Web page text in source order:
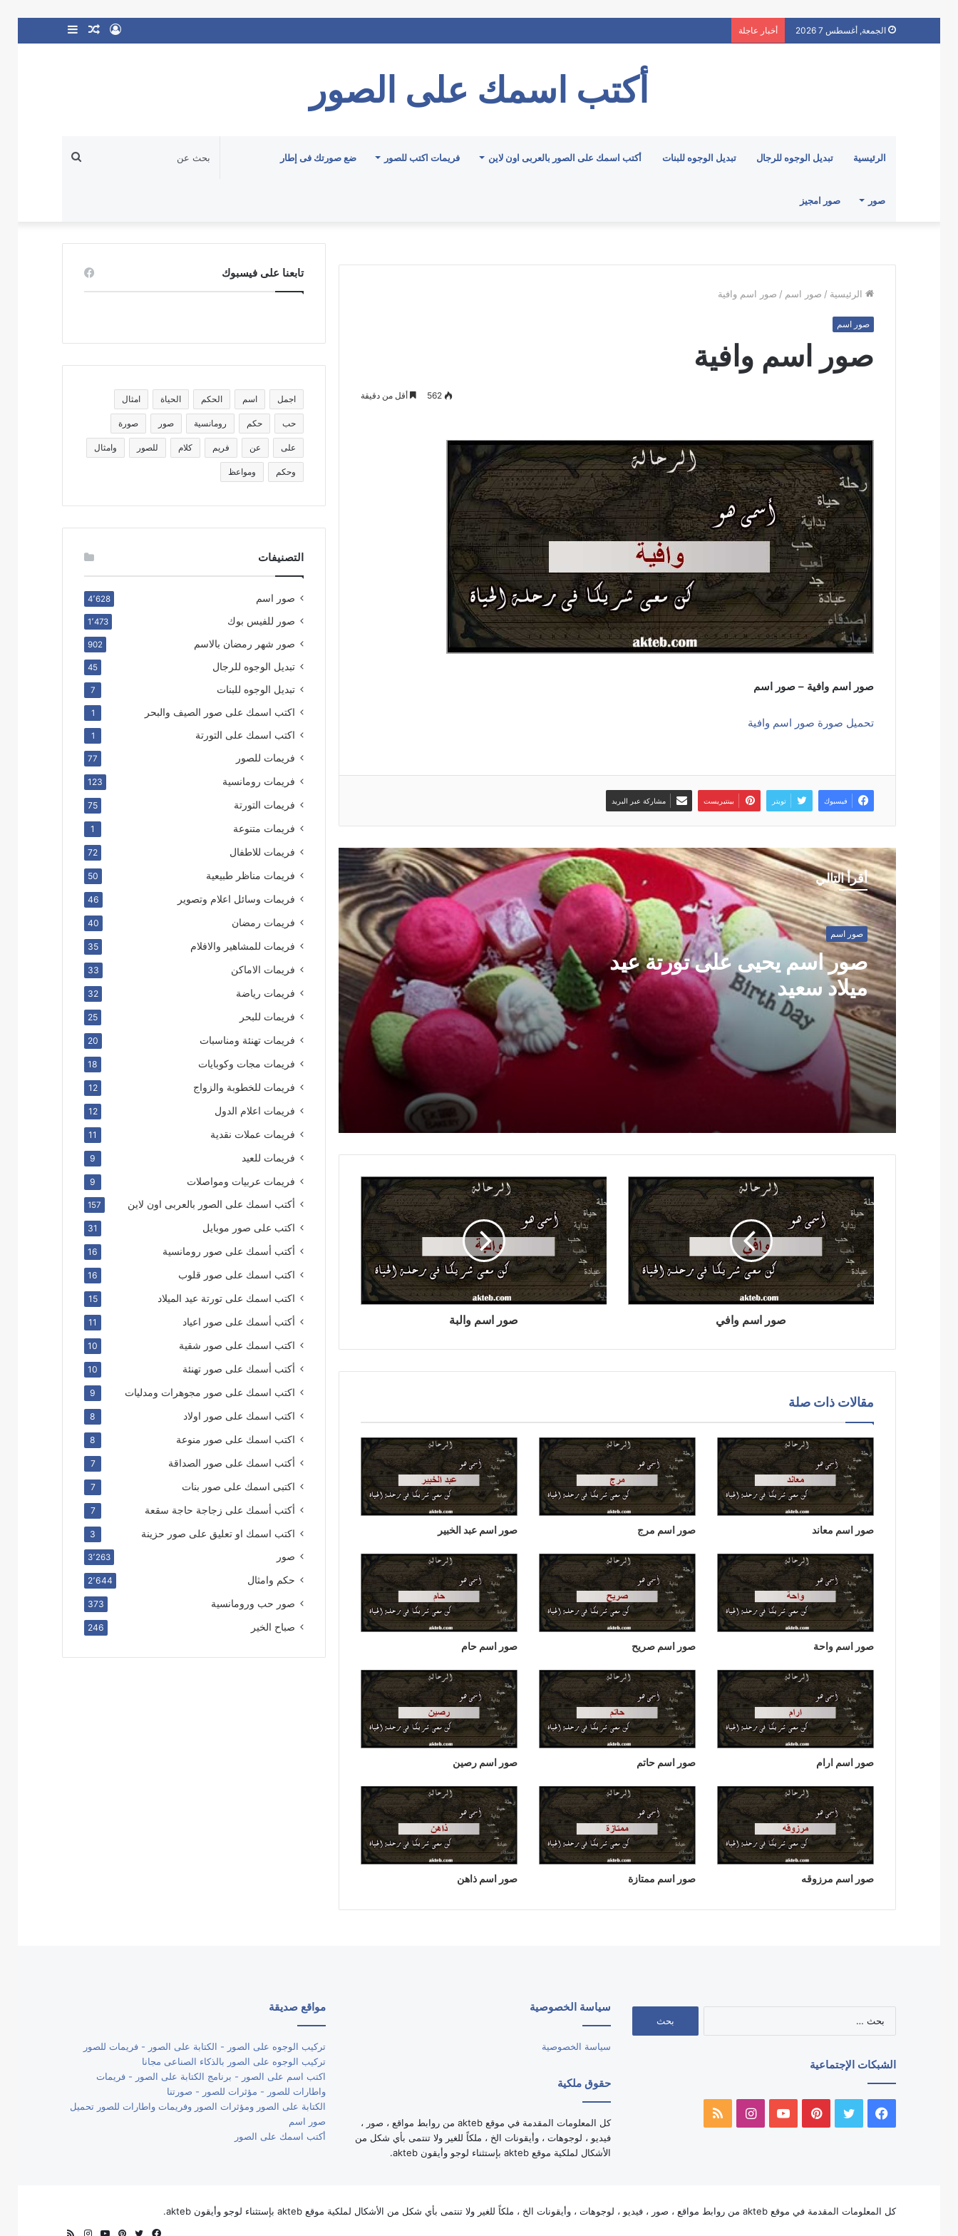
الجمعة, أغسطس 7 2026 أخبار عاجلة
إضافةمقالتسجيل
أكتب اسمك على الصور
الرئيسية تبديل الوجوه للرجال تبديل الوجوه للبنات أكتب اسمك على الصور بالعربى اون لاين فريمات اكتب للصور ضع صورتك فى إطار
صور صور امجيز
بحث
الرئيسية / صور اسم / صور اسم وافية
صور اسم
صور اسم وافية
562 أقل من دقيقة
صور اسم وافية – صور اسم
تحميل صورة صور اسم وافية
فيسبوك تويتر بينتيريست مشاركة عبر البريد
أقرأ التالي
صور اسم
صور اسم يحيى على تورتة عيد
ميلاد سعيد
صور اسم يحيى على تورتة عيد ميلاد سعيد
صور اسم يحيى على القمر
صور اسم يحيى صور لاسم يحيى صور
رومانسية
صور اسم وافي صور اسم والبة
مقالات ذات صلة
صور اسم معاند صور اسم مرج صور اسم عبد الخبير
صور اسم واحة صور اسم صريح صور اسم حام
صور اسم ارام صور اسم حاتم صور اسم رصين
صور اسم مرزوقه صور اسم ممتازة صور اسم ذاهن
تابعنا على فيسبوك
اجمل اسم الحكم الحياة امثال
حب حكم رومانسية صور صورة
على عن فريم كلام للصور وامثال
وحكم ومواعظ
التصنيفات
صور اسم 4٬628
صور للفيس بوك 1٬473
صور شهر رمضان بالاسم 902
تبديل الوجوه للرجال 45
تبديل الوجوه للبنات 7
اكتب اسمك على صور الصيف والبحر 1
اكتب اسمك على التورتة 1
فريمات للصور 77
فريمات رومانسية 123
فريمات التورتة 75
فريمات متنوعة 1
فريمات للاطفال 72
فريمات مناظر طبيعية 50
فريمات وسائل اعلام وتصوير 46
فريمات رمضان 40
فريمات للمشاهير والافلام 35
فريمات الاماكن 33
فريمات رياضة 32
فريمات للبحر 25
فريمات تهنئة ومناسبات 20
فريمات مجات وكوبايات 18
فريمات للخطوبة والزواج 12
فريمات اعلام الدول 12
فريمات عملات نقدية 11
فريمات للعيد 9
فريمات عربيات ومواصلات 9
أكتب اسمك على الصور بالعربى اون لاين 157
اكتب على صور موبايل 31
أكتب أسمك على صور رومانسية 16
اكتب اسمك على صور قلوب 16
اكتب اسمك على تورتة عيد الميلاد 15
أكتب أسمك على صور اعياد 11
اكتب اسمك على صور شقية 10
أكتب أسمك على صور تهنئة 10
اكتب اسمك على صور مجوهرات ومدليات 9
اكتب اسمك على صور اولاد 8
اكتب اسمك على صور منوعة 8
أكتب اسمك على صور الصداقة 7
اكتبى اسمك على صور بنات 7
أكتب أسمك على زجاجة حاجة سقعة 7
اكتب اسمك او تعليق على صور حزينة 3
صور 3٬263
حكم وامثال 2٬644
صور حب ورومانسية 373
صباح الخير 246
الشبكات الإجتماعية
فيسبوك تويتر بينتيريستيوتيوبانستقرامملخص
سياسة الخصوصية
سياسة الخصوصية
حقوق ملكية
كل المعلومات المقدمة في موقع akteb من روابط مواقع ، صور ،
فيديو ، لوجوهات ، وأيقونات الخ ، ملكاً للغير ولا تنتمى بأي شكل من
الأشكال لملكية موقع akteb بإستثناء لوجو وأيقون akteb.
مواقع صديقة
تركيب الوجوه على الصور - الكتابة على الصور - فريمات للصور
تركيب الوجوه على الصور بالذكاء الصناعى مجانا
اكتب اسم على الصور - برنامج الكتابة على الصور - فريمات
واطارات للصور - مؤثرات للصور - صورتنا
الكتابة على الصور ومؤثرات الصور وفريمات واطارات للصور تحميل
صور اسم
أكتب اسمك على الصور
كل المعلومات المقدمة في موقع akteb من روابط مواقع ، صور ، فيديو ، لوجوهات ، وأيقونات الخ ، ملكاً للغير ولا تنتمى بأي شكل من الأشكال لملكية موقع akteb بإستثناء لوجو وأيقون akteb.
فيسبوك
تويتربينتيريست
يوتيوبانستقرام
ملخص